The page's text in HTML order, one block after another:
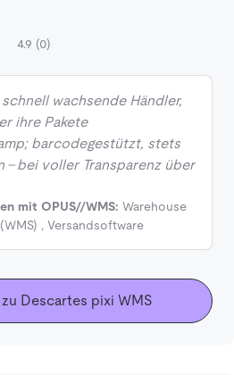
4.9 (0)
wachsende Händler,
ihre Pakete
barcodegestützt, stets
bei voller Transparenz über
mit OPUS//WMS: Warehouse
, Versandsoftware
Descartes pixi WMS